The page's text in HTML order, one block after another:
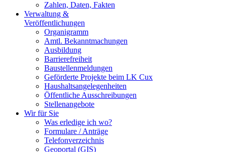
Zahlen, Daten, Fakten
Verwaltung &
Veröffentlichungen
Organigramm
Amtl. Bekanntmachungen
Ausbildung
Barrierefreiheit
Baustellenmeldungen
Geförderte Projekte beim LK Cux
Haushaltsangelegenheiten
Öffentliche Ausschreibungen
Stellenangebote
Wir für Sie
Was erledige ich wo?
Formulare / Anträge
Telefonverzeichnis
Geoportal (GIS)